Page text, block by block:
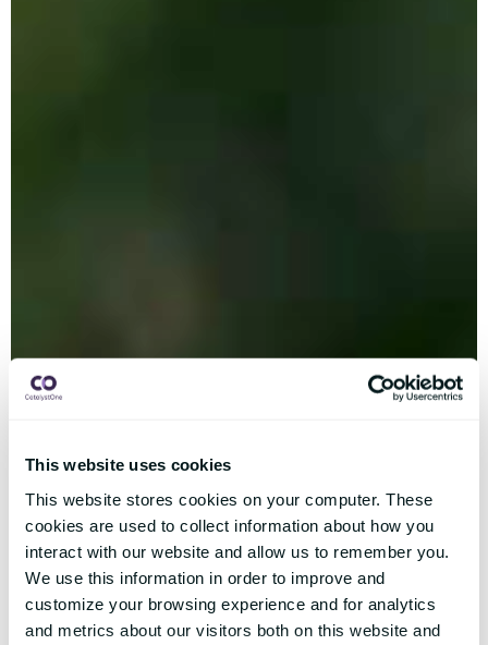
This website uses cookies
This website stores cookies on your computer. These
cookies are used to collect information about how you
interact with our website and allow us to remember you.
We use this information in order to improve and
customize your browsing experience and for analytics
and metrics about our visitors both on this website and